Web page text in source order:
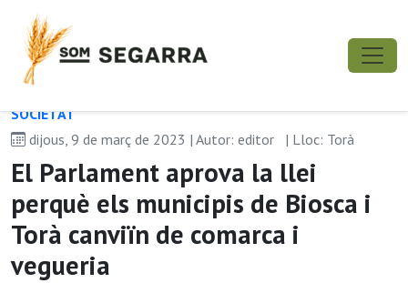
SOCIETAT
dijous, 9 de març de 2023 | Autor: editor
| Lloc: Torà
El Parlament aprova la llei
perquè els municipis de Biosca i
Torà canviïn de comarca i
vegueria